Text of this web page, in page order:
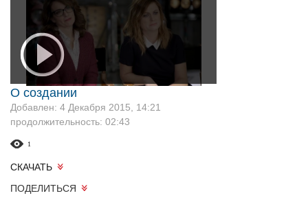
О создании
Добавлен: 4 Декабря 2015, 14:21
продолжительность: 02:43
1
СКАЧАТЬ
ПОДЕЛИТЬСЯ